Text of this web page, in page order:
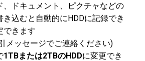
、ドキュメント、ピクチャなどの
き込むと自動的にHDDに記録でき
できます
メッセージでご連絡ください)
1TBまたは2TBのHDDに変更でき